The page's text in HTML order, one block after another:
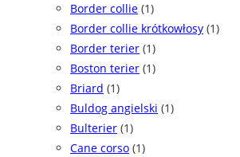
Border collie (1)
Border collie krótkowłosy (1)
Border terier (1)
Boston terier (1)
Briard (1)
Buldog angielski (1)
Bulterier (1)
Cane corso (1)